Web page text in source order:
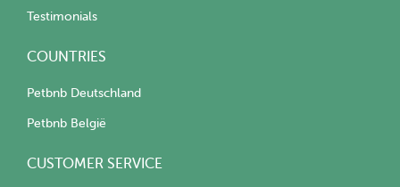
Testimonials
COUNTRIES
Petbnb Deutschland
Petbnb België
CUSTOMER SERVICE